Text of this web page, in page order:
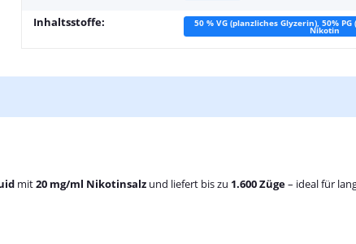
Inhaltsstoffe: 50 % VG (planzliches Glyzerin), 50%
Nikotin
mit20 mg/ml Nikotinsalz und liefert bis zu 1.600 Züge– ideal für